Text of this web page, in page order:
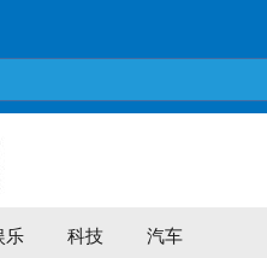
乐 科技
汽车